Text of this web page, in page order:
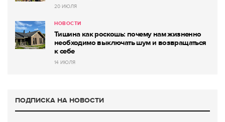
20 ИЮЛЯ
НОВОСТИ
Тишина как роскошь: почему нам жизненно
необходимо выключать шум и возвращаться
к себе
14 ИЮЛЯ
ПОДПИСКА НА НОВОСТИ